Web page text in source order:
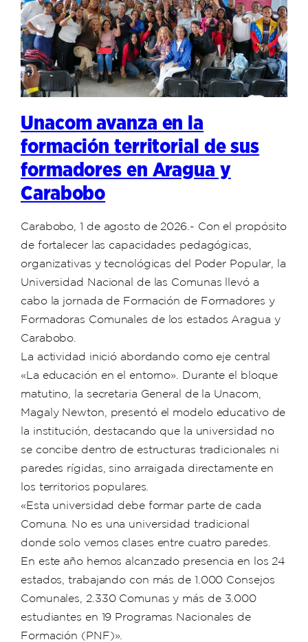
Unacom avanza en la
formación territorial de sus
formadores en Aragua y
Carabobo
Carabobo, 1 de agosto de 2026.- Con el propósito
de fortalecer las capacidades pedagógicas,
organizativas y tecnológicas del Poder Popular, la
Universidad Nacional de las Comunas llevó a
cabo la jornada de Formación de Formadores y
Formadoras Comunales de los estados Aragua y
Carabobo.
La actividad inició abordando como eje central
«La educación en el entorno». Durante el bloque
matutino, la secretaria General de la Unacom,
Magaly Newton, presentó el modelo educativo de
la institución, destacando que la universidad no
se concibe dentro de estructuras tradicionales ni
paredes rígidas, sino arraigada directamente en
los territorios populares.
«Esta universidad debe formar parte de cada
Comuna. No es una universidad tradicional
donde solo vemos clases entre cuatro paredes.
En este año hemos alcanzado presencia en los 24
estados, trabajando con más de 1.000 Consejos
Comunales, 2.330 Comunas y más de 3.000
estudiantes en 19 Programas Nacionales de
Formación (PNF)».